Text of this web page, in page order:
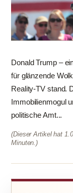
Donald Trump –
für glänzende
Reality-TV stand.
Immobilienmogul
politische Amt...
(Dieser Artikel hat
Minuten.)